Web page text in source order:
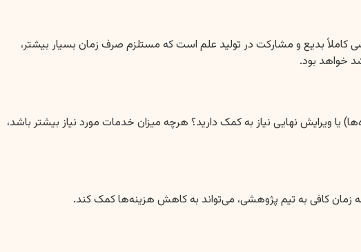
کاملاً بدیع و مشارکت در تولید علم است که مستلزم صرف زمان بسیار بیشتر،
خواهد بود.
یا ویرایش نهایی نیاز به کمک دارید؟ هرچه میزان خدمات مورد نیاز بیشتر باشد،
زمان کافی به تیم پژوهشی، می‌تواند به کاهش هزینه‌ها کمک کند.